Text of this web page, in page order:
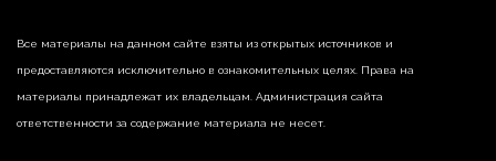
Все материалы на данном сайте взяты из открытых источников и
предоставляются исключительно в ознакомительных целях. Права на
материалы принадлежат их владельцам. Администрация сайта
ответственности за содержание материала не несет.